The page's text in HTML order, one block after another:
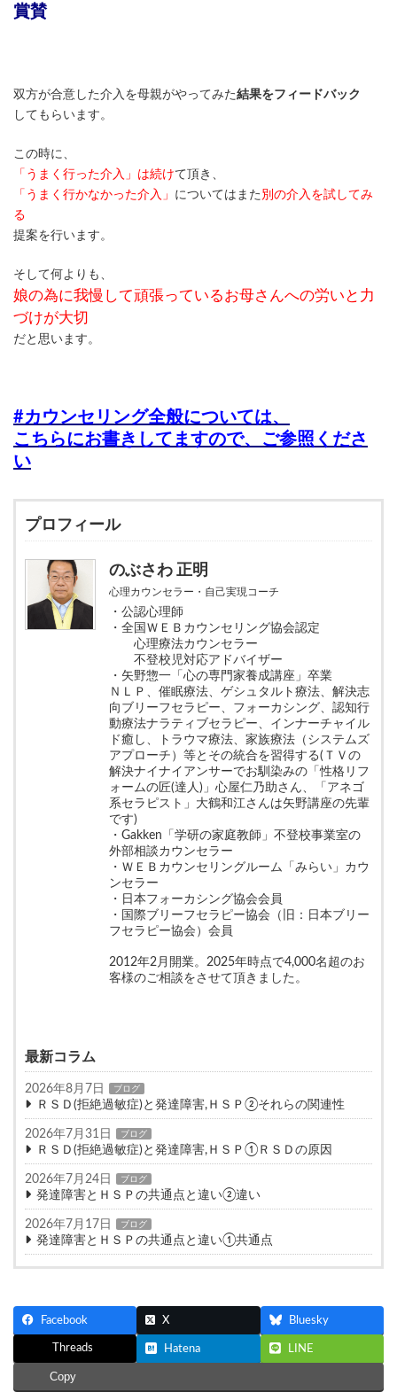
賞賛
双方が合意した介入を母親がやってみた結果をフィードバック
してもらいます。
この時に、
「うまく行った介入」は続けて頂き、
「うまく行かなかった介入」 についてはまた 別の介入を試してみ
る
提案を行います。
そして何よりも、
娘の為に我慢して頑張っているお母さんへの労いと力
づけが大切
だと思います。
#カウンセリング全般については、
こちらにお書きしてますので、ご参照くださ
い
プロフィール
のぶさわ 正明
心理カウンセラー・自己実現コーチ
・公認心理師
・全国ＷＥＢカウンセリング協会認定
心理療法カウンセラー
不登校児対応アドバイザー
・矢野惣一「心の専門家養成講座」卒業
ＮＬＰ、催眠療法、ゲシュタルト療法、解決志
向ブリーフセラピー、フォーカシング、認知行
動療法ナラティブセラピー、インナーチャイル
ド癒し、トラウマ療法、家族療法（システムズ
アプローチ）等とその統合を習得する(ＴＶの
解決ナイナイアンサーでお馴染みの「性格リフ
ォームの匠(達人)」心屋仁乃助さん、「アネゴ
系セラピスト」大鶴和江さんは矢野講座の先輩
です)
・Gakken「学研の家庭教師」不登校事業室の
外部相談カウンセラー
・ＷＥＢカウンセリングルーム「みらい」カウ
ンセラー
・日本フォーカシング協会会員
・国際ブリーフセラピー協会（旧：日本ブリー
フセラピー協会）会員
2012年2月開業。2025年時点で4,000名超のお
客様のご相談をさせて頂きました。
最新コラム
2026年8月7日 ブログ
ＲＳＤ(拒絶過敏症)と発達障害,ＨＳＰ②それらの関連性
2026年7月31日 ブログ
ＲＳＤ(拒絶過敏症)と発達障害,ＨＳＰ①ＲＳＤの原因
2026年7月24日 ブログ
発達障害とＨＳＰの共通点と違い②違い
2026年7月17日 ブログ
発達障害とＨＳＰの共通点と違い①共通点
Facebook X Bluesky
Threads Hatena LINE
Copy